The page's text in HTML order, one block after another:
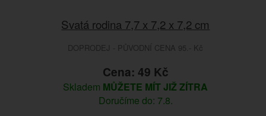
Svatá rodina 7,7 x 7,2 x 7,2 cm
DOPRODEJ - PŮVODNÍ CENA 95.- Kč
Cena: 49 Kč
Skladem MŮŽETE MÍT JIŽ ZÍTRA
Doručíme do: 7.8.